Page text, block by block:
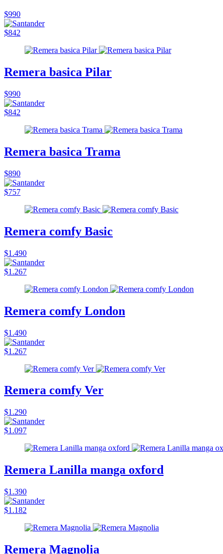
$990
$842
Remera basica Pilar
$990
$842
Remera basica Trama
$890
$757
Remera comfy Basic
$1.490
$1.267
Remera comfy London
$1.490
$1.267
Remera comfy Ver
$1.290
$1.097
Remera Lanilla manga oxford
$1.390
$1.182
Remera Magnolia